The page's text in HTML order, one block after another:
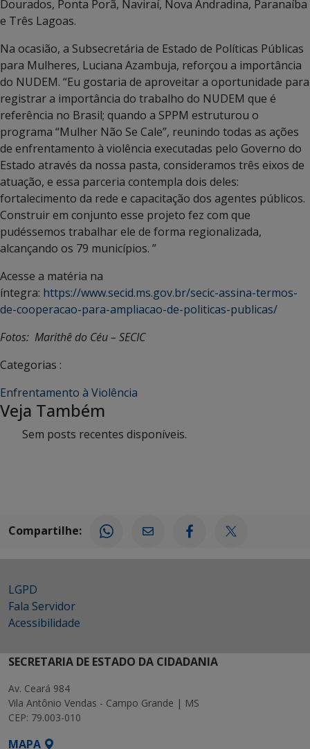
Dourados, Ponta Porã, Naviraí, Nova Andradina, Paranaíba
e Três Lagoas.
Na ocasião, a Subsecretária de Estado de Políticas Públicas
para Mulheres, Luciana Azambuja, reforçou a importância
do NUDEM. “Eu gostaria de aproveitar a oportunidade para
registrar a importância do trabalho do NUDEM que é
referência no Brasil; quando a SPPM estruturou o
programa “Mulher Não Se Cale”, reunindo todas as ações
de enfrentamento à violência executadas pelo Governo do
Estado através da nossa pasta, consideramos três eixos de
atuação, e essa parceria contempla dois deles:
fortalecimento da rede e capacitação dos agentes públicos.
Construir em conjunto esse projeto fez com que
pudéssemos trabalhar ele de forma regionalizada,
alcançando os 79 municípios. ”
Acesse a matéria na
íntegra: https://www.secid.ms.gov.br/secic-assina-termos-
de-cooperacao-para-ampliacao-de-politicas-publicas/
Fotos: Marithê do Céu – SECIC
Categorias :
Enfrentamento à Violência
Veja Também
Sem posts recentes disponíveis.
Compartilhe:
LGPD
Fala Servidor
Acessibilidade
SECRETARIA DE ESTADO DA CIDADANIA
Av. Ceará 984
Vila Antônio Vendas - Campo Grande | MS
CEP: 79.003-010
MAPA